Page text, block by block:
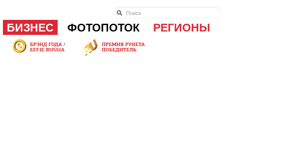
БИЗНЕС ФОТОПОТОК РЕГИОНЫ